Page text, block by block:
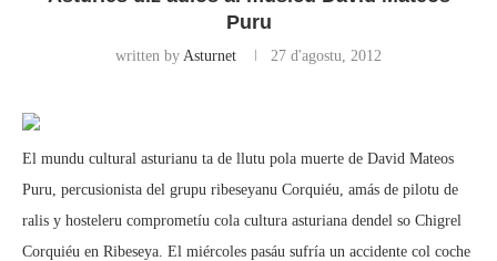
Puru
written by Asturnet 27 d'agostu, 2012
El mundu cultural asturianu ta de llutu pola muerte de David Mateos
Puru, percusionista del grupu ribeseyanu Corquiéu, amás de pilotu de
ralis y hosteleru comprometíu cola cultura asturiana dendel so Chigrel
Corquiéu en Ribeseya. El miércoles pasáu sufría un accidente col coche